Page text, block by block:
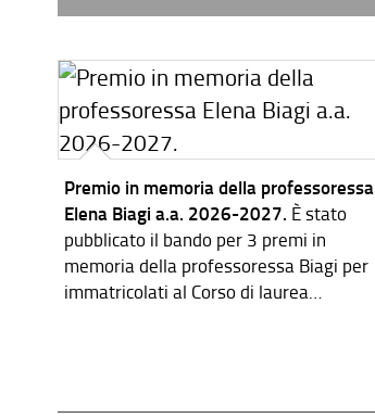
Premio in memoria della professoressa
Elena Biagi a.a. 2026-2027. È stato
pubblicato il bando per 3 premi in
memoria della professoressa Biagi per
immatricolati al Corso di laurea